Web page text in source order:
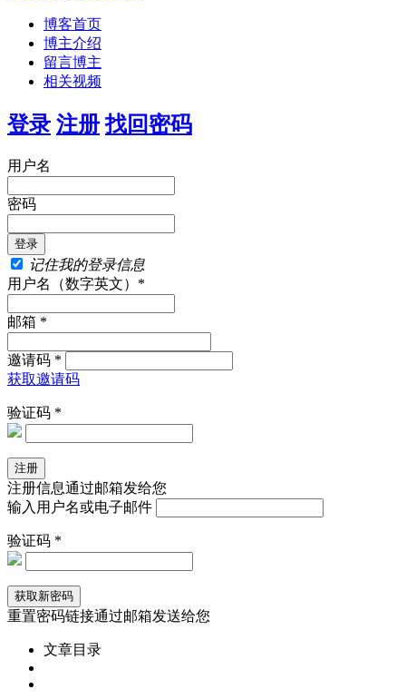
博客首页
博主介绍
留言博主
相关视频
登录 注册 找回密码
用户名
密码
记住我的登录信息
用户名（数字英文）*
邮箱 *
邀请码 *
获取邀请码
验证码 *
注册信息通过邮箱发给您
输入用户名或电子邮件
验证码 *
重置密码链接通过邮箱发送给您
文章目录